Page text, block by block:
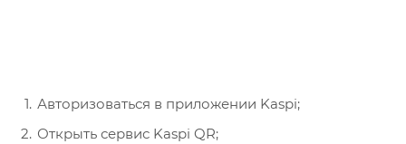
Авторизоваться в приложении Kaspi;
Открыть сервис Kaspi QR;